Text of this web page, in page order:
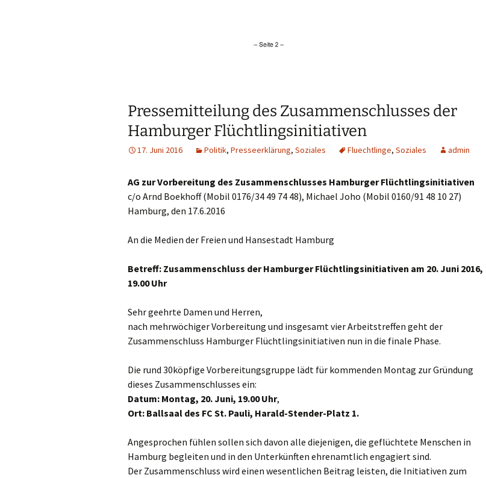
Pressemitteilung des Zusammenschlusses der
Hamburger Flüchtlingsinitiativen
17. Juni 2016 Politik, Presseerklärung, Soziales Fluechtlinge, Soziales admin
AG zur Vorbereitung des Zusammenschlusses Hamburger Flüchtlingsinitiativen
c/o Arnd Boekhoff (Mobil 0176/34 49 74 48), Michael Joho (Mobil 0160/91 48 10 27)
Hamburg, den 17.6.2016
An die Medien der Freien und Hansestadt Hamburg
Betreff: Zusammenschluss der Hamburger Flüchtlingsinitiativen am 20. Juni 2016,
19.00 Uhr
Sehr geehrte Damen und Herren,
nach mehrwöchiger Vorbereitung und insgesamt vier Arbeitstreffen geht der
Zusammenschluss Hamburger Flüchtlingsinitiativen nun in die finale Phase.
Die rund 30köpfige Vorbereitungsgruppe lädt für kommenden Montag zur Gründung
dieses Zusammenschlusses ein:
Datum: Montag, 20. Juni, 19.00 Uhr,
Ort: Ballsaal des FC St. Pauli, Harald-Stender-Platz 1.
Angesprochen fühlen sollen sich davon alle diejenigen, die geflüchtete Menschen in
Hamburg begleiten und in den Unterkünften ehrenamtlich engagiert sind.
Der Zusammenschluss wird einen wesentlichen Beitrag leisten, die Initiativen zum